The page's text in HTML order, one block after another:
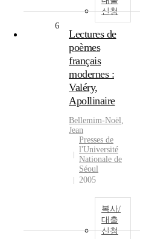
신청
6
Lectures de
poèmes
français
modernes :
Valéry,
Apollinaire
Bellemim-Noël,
Jean
Presses de
l'Université
Nationale de
Séoul
2005
복사/
대출
신청